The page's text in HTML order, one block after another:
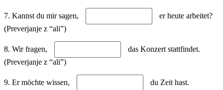
7. Kannst du mir sagen,
er heute arbeitet?
(Preverjanje z “ali”)
8. Wir fragen,
das Konzert stattfindet.
(Preverjanje z “ali”)
9. Er möchte wissen,
du Zeit hast.